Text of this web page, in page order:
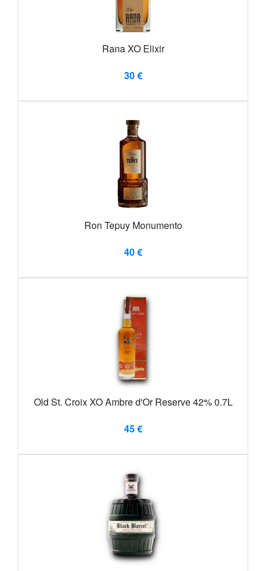
Rana XO Elixir
30 €
Ron Tepuy Monumento
40 €
Old St. Croix XO Ambre d'Or Reserve 42% 0.7L
45 €